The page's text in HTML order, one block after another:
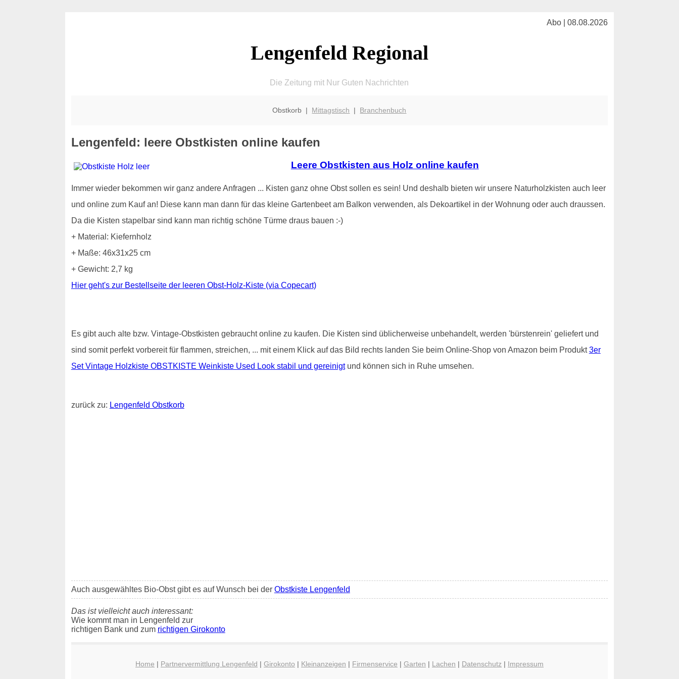
Abo | 08.08.2026
Lengenfeld Regional
Die Zeitung mit Nur Guten Nachrichten
Obstkorb | Mittagstisch | Branchenbuch
Lengenfeld: leere Obstkisten online kaufen
Leere Obstkisten aus Holz online kaufen
Immer wieder bekommen wir ganz andere Anfragen ... Kisten ganz ohne Obst sollen es sein! Und deshalb bieten wir unsere Naturholzkisten auch leer
und online zum Kauf an! Diese kann man dann für das kleine Gartenbeet am Balkon verwenden, als Dekoartikel in der Wohnung oder auch draussen.
Da die Kisten stapelbar sind kann man richtig schöne Türme draus bauen :-)
+ Material: Kiefernholz
+ Maße: 46x31x25 cm
+ Gewicht: 2,7 kg
Hier geht's zur Bestellseite der leeren Obst-Holz-Kiste (via Copecart)
Es gibt auch alte bzw. Vintage-Obstkisten gebraucht online zu kaufen. Die Kisten sind üblicherweise unbehandelt, werden 'bürstenrein' geliefert und
sind somit perfekt vorbereit für flammen, streichen, ... mit einem Klick auf das Bild rechts landen Sie beim Online-Shop von Amazon beim Produkt3er
Set Vintage Holzkiste OBSTKISTE Weinkiste Used Look stabil und gereinigtund können sich in Ruhe umsehen.
zurück zu: Lengenfeld Obstkorb
Auch ausgewähltes Bio-Obst gibt es auf Wunsch bei der Obstkiste Lengenfeld
Das ist vielleicht auch interessant:
Wie kommt man in Lengenfeld zur
richtigen Bank und zum richtigen Girokonto
Home | Partnervermittlung Lengenfeld | Girokonto | Kleinanzeigen | Firmenservice | Garten | Lachen | Datenschutz| Impressum